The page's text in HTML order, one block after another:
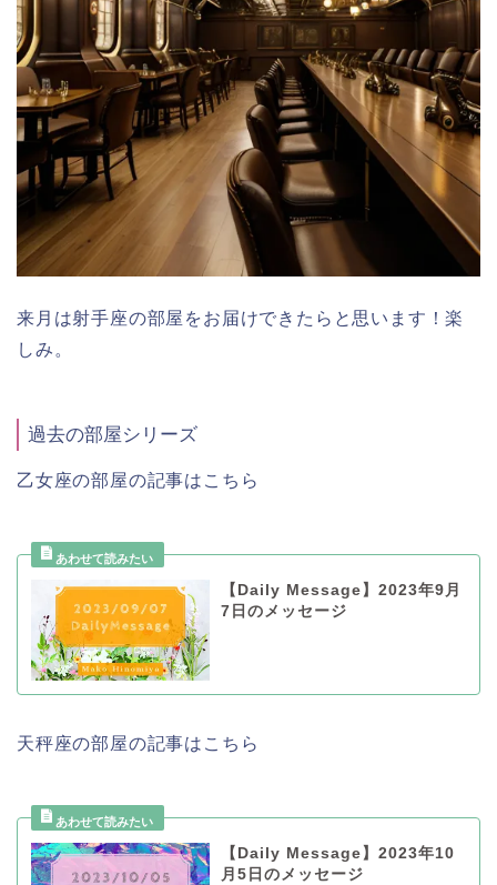
来月は射手座の部屋をお届けできたらと思います！楽
しみ。
過去の部屋シリーズ
乙女座の部屋の記事はこちら
【Daily Message】2023年9月
7日のメッセージ
天秤座の部屋の記事はこちら
【Daily Message】2023年10
月5日のメッセージ